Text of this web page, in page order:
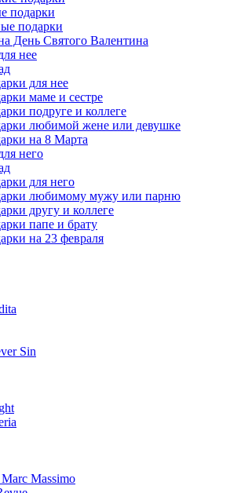
подарки
подарки
День Святого Валентина
нее
для нее
маме и сестре
подруге и коллеге
любимой жене или девушке
на 8 Марта
него
для него
любимому мужу или парню
другу и коллеге
папе и брату
на 23 февраля
Sin
Massimo